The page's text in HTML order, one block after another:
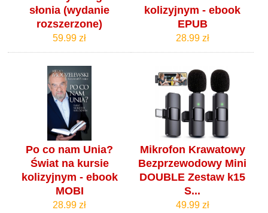
słonia (wydanie
rozszerzone)
59.99 zł
kolizyjnym - ebook
EPUB
28.99 zł
Po co nam Unia?
Świat na kursie
kolizyjnym - ebook
MOBI
28.99 zł
Mikrofon Krawatowy
Bezprzewodowy Mini
DOUBLE Zestaw k15
S...
49.99 zł